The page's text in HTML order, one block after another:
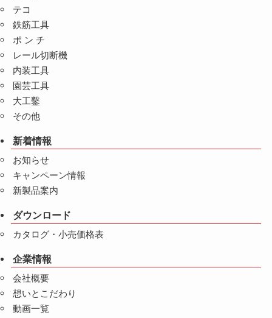
テコ
鉄筋工具
ポ ン チ
レール切断機
内装工具
園芸工具
大工鑿
その他
新着情報
お知らせ
キャンペーン情報
新製品案内
ダウンロード
カタログ・小売価格表
企業情報
会社概要
想いとこだわり
動画一覧